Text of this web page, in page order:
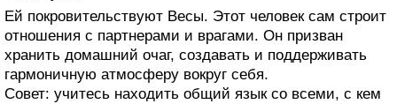
Ей покровительствуют Весы. Этот человек сам строит
отношения с партнерами и врагами. Он призван
хранить домашний очаг, создавать и поддерживать
гармоничную атмосферу вокруг себя.
Совет: учитесь находить общий язык со всеми, с кем